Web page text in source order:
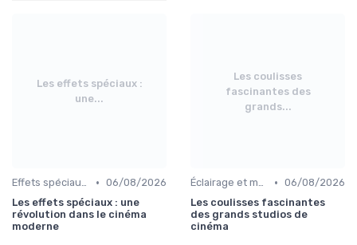
Les effets spéciaux :
une...
Effets spéciaux et VFX • 06/08/2026
Les effets spéciaux : une
révolution dans le cinéma
moderne
Les coulisses
fascinantes des
grands...
Éclairage et machinerie • 06/08/2026
Les coulisses fascinantes
des grands studios de
cinéma